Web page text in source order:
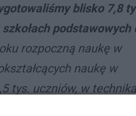
blisko 7,8
podstawowych
rozpoczną naukę w
naukę w
tys. uczniów, w